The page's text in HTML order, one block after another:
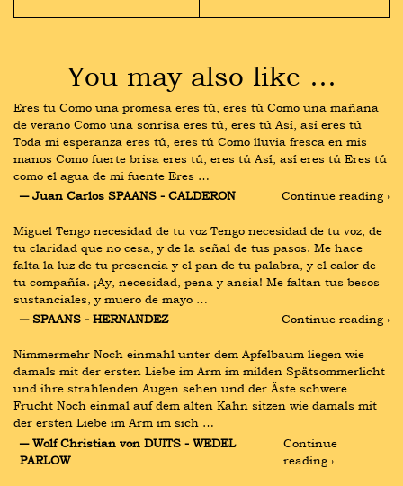
You may also like …
Eres tu Como una promesa eres tú, eres tú Como una mañana
de verano Como una sonrisa eres tú, eres tú Así, así eres tú
Toda mi esperanza eres tú, eres tú Como lluvia fresca en mis
manos Como fuerte brisa eres tú, eres tú Así, así eres tú Eres tú
como el agua de mi fuente Eres …
― Juan Carlos SPAANS - CALDERON
Continue reading ›
Miguel Tengo necesidad de tu voz Tengo necesidad de tu voz, de
tu claridad que no cesa, y de la señal de tus pasos. Me hace
falta la luz de tu presencia y el pan de tu palabra, y el calor de
tu compañía. ¡Ay, necesidad, pena y ansia! Me faltan tus besos
sustanciales, y muero de mayo …
― SPAANS - HERNANDEZ
Continue reading ›
Nimmermehr Noch einmahl unter dem Apfelbaum liegen wie
damals mit der ersten Liebe im Arm im milden Spätsommerlicht
und ihre strahlenden Augen sehen und der Äste schwere
Frucht Noch einmal auf dem alten Kahn sitzen wie damals mit
der ersten Liebe im Arm im sich …
― Wolf Christian von DUITS - WEDEL
PARLOW
Continue
reading ›